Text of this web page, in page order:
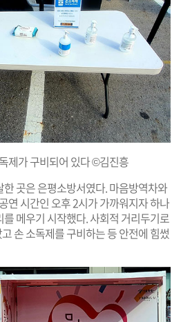
제가 구비되어 있다 ©김진흥
곳은 은평소방서였다. 마음방역차와
연 시간인 오후 2시가 가까워지자 하나
메우기 시작했다. 사회적 거리두기로
손 소독제를 구비하는 등 안전에 힘썼